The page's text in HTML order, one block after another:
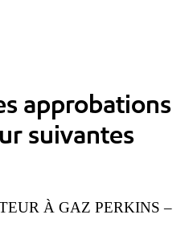
approbations
suivantes
À GAZ PERKINS –